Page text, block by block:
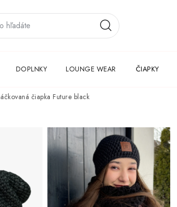
DOPLNKY LOUNGE WEAR ČIAPKY
čiapka Future black